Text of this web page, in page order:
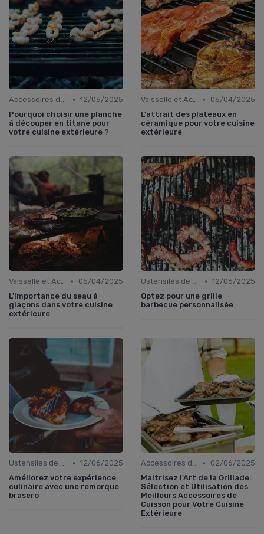
Accessoires de Cuisson • 12/06/2025
Pourquoi choisir une planche
à découper en titane pour
votre cuisine extérieure ?
Vaisselle et Accessoires pour Manger en Extérieur •
06/04/2025
L'attrait des plateaux en
céramique pour votre cuisine
extérieure
Vaisselle et Accessoires pour Manger en Extérieur •
05/04/2025
L'importance du seau à
glaçons dans votre cuisine
extérieure
Ustensiles de Barbecue • 12/06/2025
Optez pour une grille
barbecue personnalisée
Ustensiles de Barbecue • 12/06/2025
Améliorez votre expérience
culinaire avec une remorque
brasero
Accessoires de Cuisson •
02/06/2025
Maitrisez l'Art de la Grillade:
Sélection et Utilisation des
Meilleurs Accessoires de
Cuisson pour Votre Cuisine
Extérieure